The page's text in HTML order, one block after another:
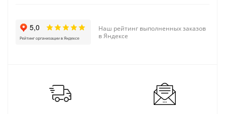
Наш рейтинг выполненных заказов
в Яндексе